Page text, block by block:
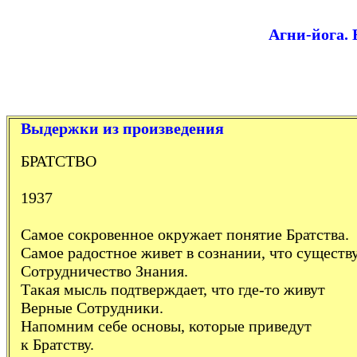
Агни-йога.
Выдержки из произведения
БРАТСТВО
1937
Самое сокровенное окружает понятие Братства.
Самое радостное живет в сознании, что
Сотрудничество Знания.
Такая мысль подтверждает, что где-то живут
Верные Сотрудники.
Напомним себе основы, которые приведут
к Братству.